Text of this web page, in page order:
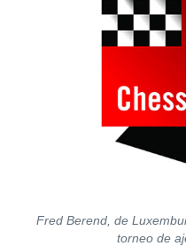
Fred Berend, de
torneo de